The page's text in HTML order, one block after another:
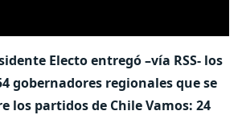
Electo entregó –vía RSS- los
gobernadores regionales que se
los partidos de Chile Vamos: 24